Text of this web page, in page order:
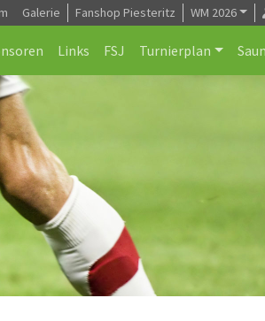
Galerie Fanshop Piesteritz WM 2026
Links FSJ Turnierplan